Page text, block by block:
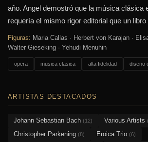
año. Angel demostró que la música clásica
requería el mismo rigor editorial que un libro
Figuras: Maria Callas · Herbert von Karajan ·
Walter Gieseking · Yehudi Menuhin
opera musica clasica alta fidelidad diseno
ARTISTAS DESTACADOS
Johann Sebastian Bach (12) Various Artists
Christopher Parkening (8) Eroica Trio (6)